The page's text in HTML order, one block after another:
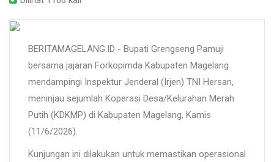
BERITAMAGELANG.ID - Bupati Grengseng Pamuji
bersama jajaran Forkopimda Kabupaten Magelang
mendampingi Inspektur Jenderal (Irjen) TNI Hersan,
meninjau sejumlah Koperasi Desa/Kelurahan Merah
Putih (KDKMP) di Kabupaten Magelang, Kamis
(11/6/2026).
Kunjungan ini dilakukan untuk memastikan operasional